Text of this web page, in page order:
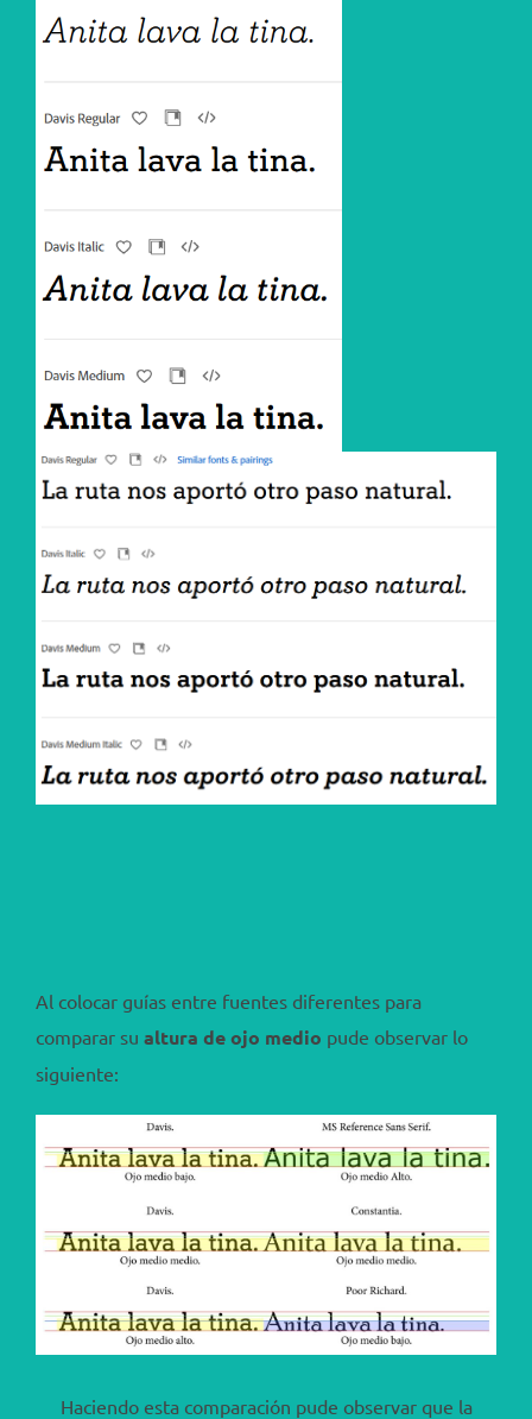
Al colocar guías entre fuentes diferentes para
comparar su altura de ojo medio pude observar lo
siguiente:
Haciendo esta comparación pude observar que la